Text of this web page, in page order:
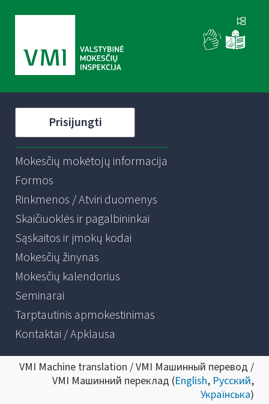
Prisijungti
Mokesčių mokėtojų informacija
Formos
Rinkmenos / Atviri duomenys
Skaičiuoklės ir pagalbininkai
Sąskaitos ir įmokų kodai
Mokesčių žinynas
Mokesčių kalendorius
Seminarai
Tarptautinis apmokestinimas
Kontaktai / Apklausa
VMI Machine translation / VMI Машинный перевод /
VMI Машинний переклад (English, Русский,
Українська)